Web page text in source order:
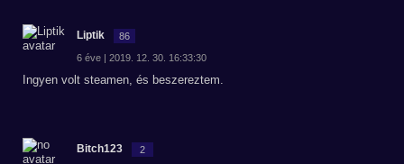
Liptik 86
6 éve | 2019. 12. 30. 16:33:30
Ingyen volt steamen, és beszereztem.
Bitch123 2